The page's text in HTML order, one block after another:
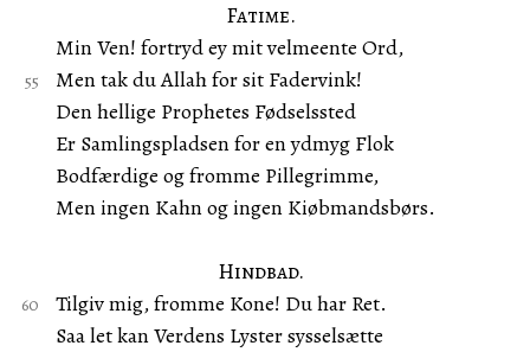
Fatime.
Min Ven! fortryd ey mit velmeente Ord,
Men tak du Allah for sit Fadervink!
Den hellige Prophetes Fødselssted
Er Samlingspladsen for en ydmyg Flok
Bodfærdige og fromme Pillegrimme,
Men ingen Kahn og ingen Kiøbmandsbørs.
Hindbad.
Tilgiv mig, fromme Kone! Du har Ret.
Saa let kan Verdens Lyster sysselsætte